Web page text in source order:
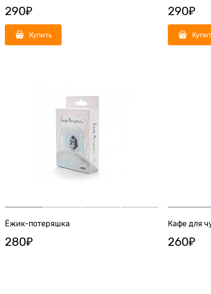
290₽
Купить
290₽
Ёжик-потеряшка
280₽
Кафе для
260₽